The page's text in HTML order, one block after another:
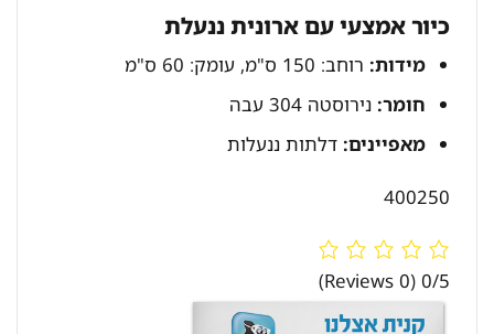
כיור אמצעי עם ארונית ננעלת
מידות:רוחב: 150 ס"מ, עומק: 60 ס"מ
חומר:נירוסטה 304 עבה
מאפיינים:דלתות ננעלות
400250
0/5
(0 Reviews)